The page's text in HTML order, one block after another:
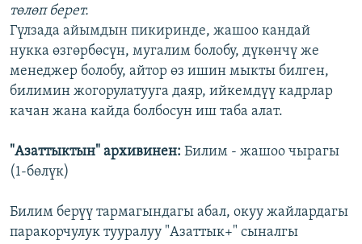
төлөп берет.
Гүлзада айымдын пикиринде, жашоо кандай
нукка өзгөрбөсүн, мугалим болобу, дүкөнчү же
менеджер болобу, айтор өз ишин мыкты билген,
билимин жогорулатууга даяр, ийкемдүү кадрлар
качан жана кайда болбосун иш таба алат.
"Азаттыктын" архивинен: Билим - жашоо чырагы
(1-бөлүк)
Билим берүү тармагындагы абал, окуу жайлардагы
паракорчулук тууралуу "Азаттык+" сыналгы